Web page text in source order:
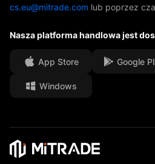
Nasze nagrody
Centrum medialne
Możliwości kariery
Dokumenty prawne
Centrum pomocy
Często zadawane pytania
cs.eu@mitrade.com lub poprzez
Nasza platforma handlowa jest
App Store Google
Windows